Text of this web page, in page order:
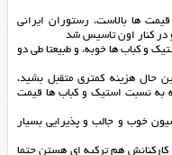
ها بالاست، رستوران ایرانی
و کباب ها خوبه، و طبیعتا طی دو
حال هزینه کمتری متقبل بشید،
به نسبت استیک و کباب ها قیمت
خوب و جالب و پذیرایی بسیار
کارکنانش هم ترکیه ای هستن حتما